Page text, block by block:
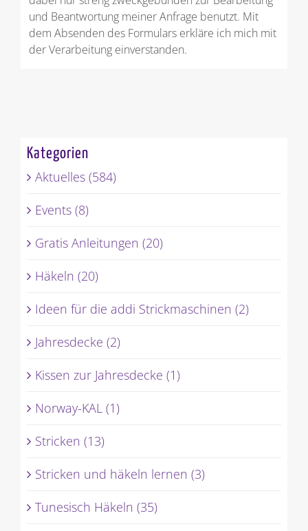
und Beantwortung meiner Anfrage benutzt. Mit
dem Absenden des Formulars erkläre ich mich mit
der Verarbeitung einverstanden.
Kategorien
Aktuelles (584)
Events (8)
Gratis Anleitungen (20)
Häkeln (20)
Ideen für die addi Strickmaschinen (2)
Jahresdecke (2)
Kissen zur Jahresdecke (1)
Norway-KAL (1)
Stricken (13)
Stricken und häkeln lernen (3)
Tunesisch Häkeln (35)